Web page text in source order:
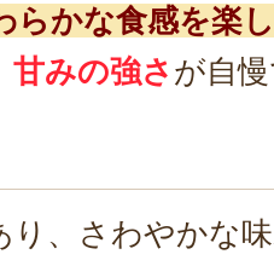
らかな食感を楽
甘みの強さ が自
り、さわやかな